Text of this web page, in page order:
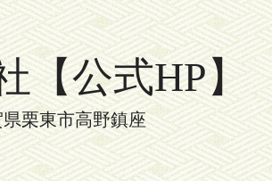
【公式HP】
栗東市高野鎮座